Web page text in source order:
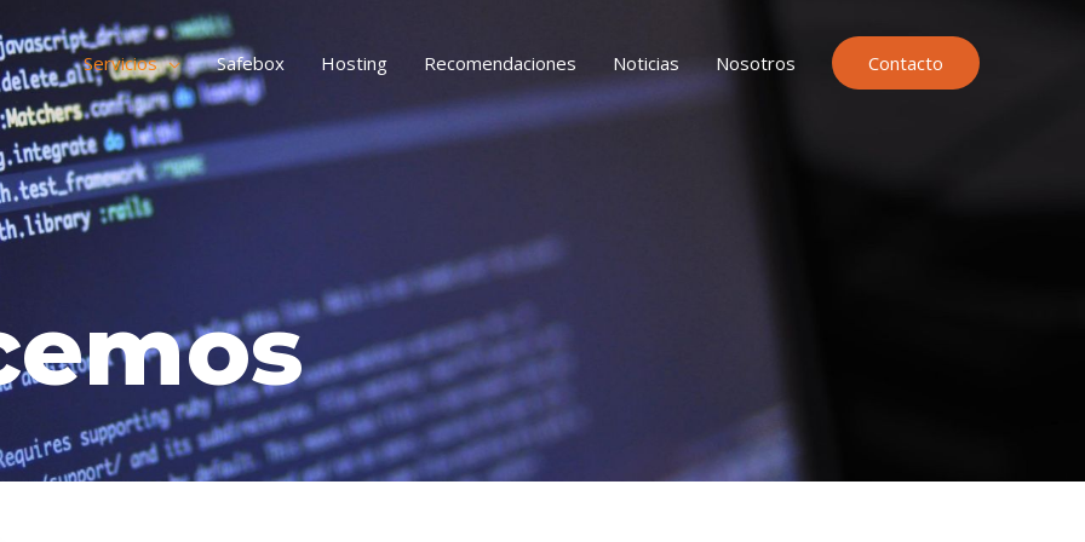
Servicios Safebox Hosting Recomendaciones Noticias Nosotros Contacto